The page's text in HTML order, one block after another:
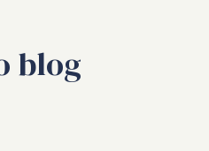
blog